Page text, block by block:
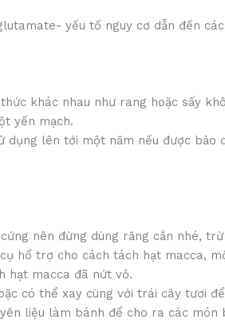
yếu tố nguy cơ dẫn đến
khác nhau như rang hoặc sấy
yến mạch.
lên tới một năm nếu được bảo
nên đừng dùng răng cắn nhé,
hổ trợ cho cách tách hạt macca,
hạt macca đã nứt vỏ.
có thể xay cùng với trái cây tươi
liệu làm bánh để cho ra các món